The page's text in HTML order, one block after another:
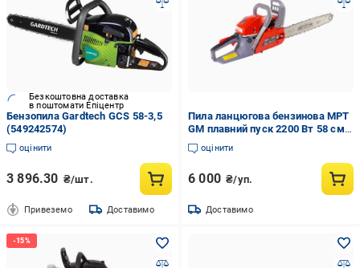
Безкоштовна доставка
в поштомати Епіцентр
Бензопила Gardtech GCS 58-3,5
(549242574)
оцінити
3 896.30 ₴/шт.
Привеземо Доставимо
Пила ланцюгова бензинова MPT
GM плавний пуск 2200 Вт 58 см3
450 мм (6032)
оцінити
6 000 ₴/уп.
Доставимо